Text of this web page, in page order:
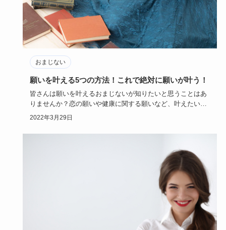
おまじない
願いを叶える5つの方法！これで絶対に願いが叶う！
皆さんは願いを叶えるおまじないが知りたいと思うことはあ
りませんか？恋の願いや健康に関する願いなど、叶えたい願
いは人によって…
2022年3月29日